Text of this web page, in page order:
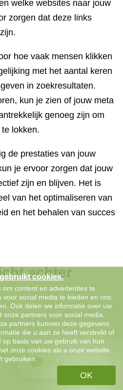
welke websites naar jouw
zorgen dat deze links
hoe vaak mensen klikken
met het aantal keren
in zoekresultaten.
kun je zien of jouw meta
genoeg zijn om
lokken.
de prestaties van jouw
je ervoor zorgen dat jouw
zijn en blijven. Het is
van het optimaliseren van
en het behalen van succes
achter
Chat met ons
cookies.
om content en advertenties te
voor social media te bieden en ons
Ook delen we informatie over uw
partners voor social media,
partners kunnen deze gegevens
die u aan ze heeft verstrekt of
basis van uw gebruik van hun
onze cookies als u onze website
gebruiken.
OK